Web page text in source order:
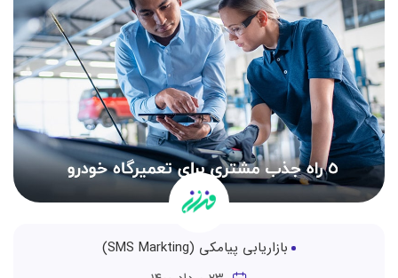
بازاریابی پیامکی (SMS Markting)